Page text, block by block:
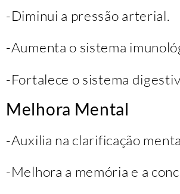
-Diminui a pressão arterial.
-Aumenta o sistema
-Fortalece o sistema
Melhora Mental
-Auxilia na clarificação
-Melhora a memória e a